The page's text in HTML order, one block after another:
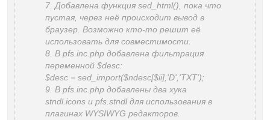
7. Добавлена функция sed_html(), пока что
пустая, через неё происходит вывод в
браузер. Возможно кто-то решит её
использовать для совместимости.
8. В pfs.inc.php добавлена фильтрация
переменной $desc:
$desc = sed_import($ndesc[$ii],'D','TXT');
9. В pfs.inc.php добавлены два хука
stndl.icons и pfs.stndl для использования в
плагинах WYSIWYG редакторов.